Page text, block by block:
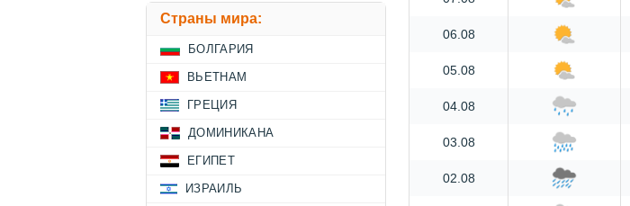
06.08
05.08
04.08
03.08
02.08
Страны мира:
БОЛГАРИЯ
ВЬЕТНАМ
ГРЕЦИЯ
ДОМИНИКАНА
ЕГИПЕТ
ИЗРАИЛЬ